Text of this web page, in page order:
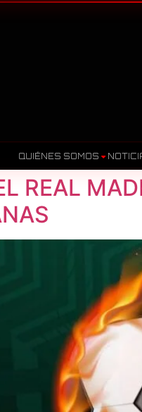
QUIÉNES SOMOS
REAL